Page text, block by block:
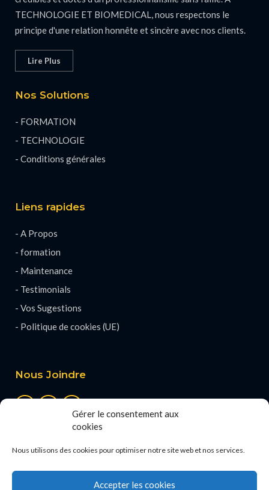
Gérer le consentement aux
cookies
Nous utilisons des cookies pour optimiser notre site web et nos services.
Accepter les cookies
TECHNOLOGIE ET BIOMEDICAL, nous respectons le
principe d'une relation honnête et sincère avec nos clients.
Lire Plus
Nos Solutions
- FORMATION
- TECHNOLOGIE
- Conditions générales
Liens rapides
- A Propos
- formation
- Maintenance
- Testimonials
- Vos Sugestions
- Politique de cookies (UE)
Nous Joindre